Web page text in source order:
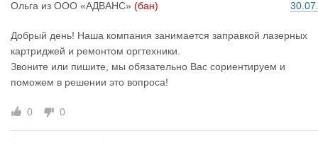
Ольга из ООО «АДВАНС» (бан)
Добрый день! Наша компания занимается заправкой лазерных
картриджей и ремонтом оргтехники.
Звоните или пишите, мы обязательно Вас сориентируем и
поможем в решении это вопроса!
0 0